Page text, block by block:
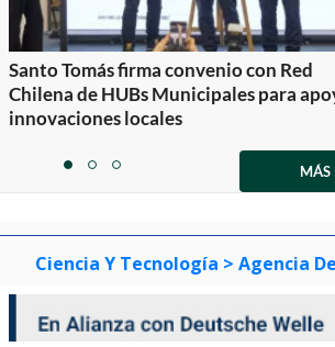
Santo Tomás firma convenio con Red
Chilena de HUBs Municipales para
innovaciones locales
itemitemitem
MÁS
Ciencia Y Tecnología > Agencia